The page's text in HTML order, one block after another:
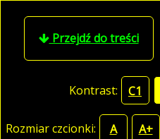
Przejdź do treści
Kontrast: C1
Rozmiar czcionki: A A+